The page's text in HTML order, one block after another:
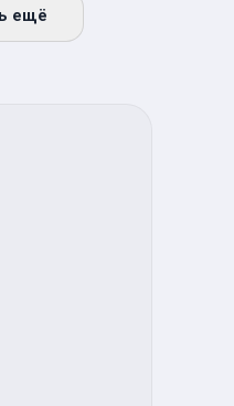
ещё